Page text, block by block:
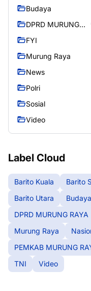
Budaya
DPRD MURUNG
FYI
Murung Raya
News
Polri
Sosial
Video
Label Cloud
Barito Kuala Barito
Barito Utara
Budaya
DPRD MURUNG RAYA
Murung Raya
PEMKAB MURUNG
TNI
Video